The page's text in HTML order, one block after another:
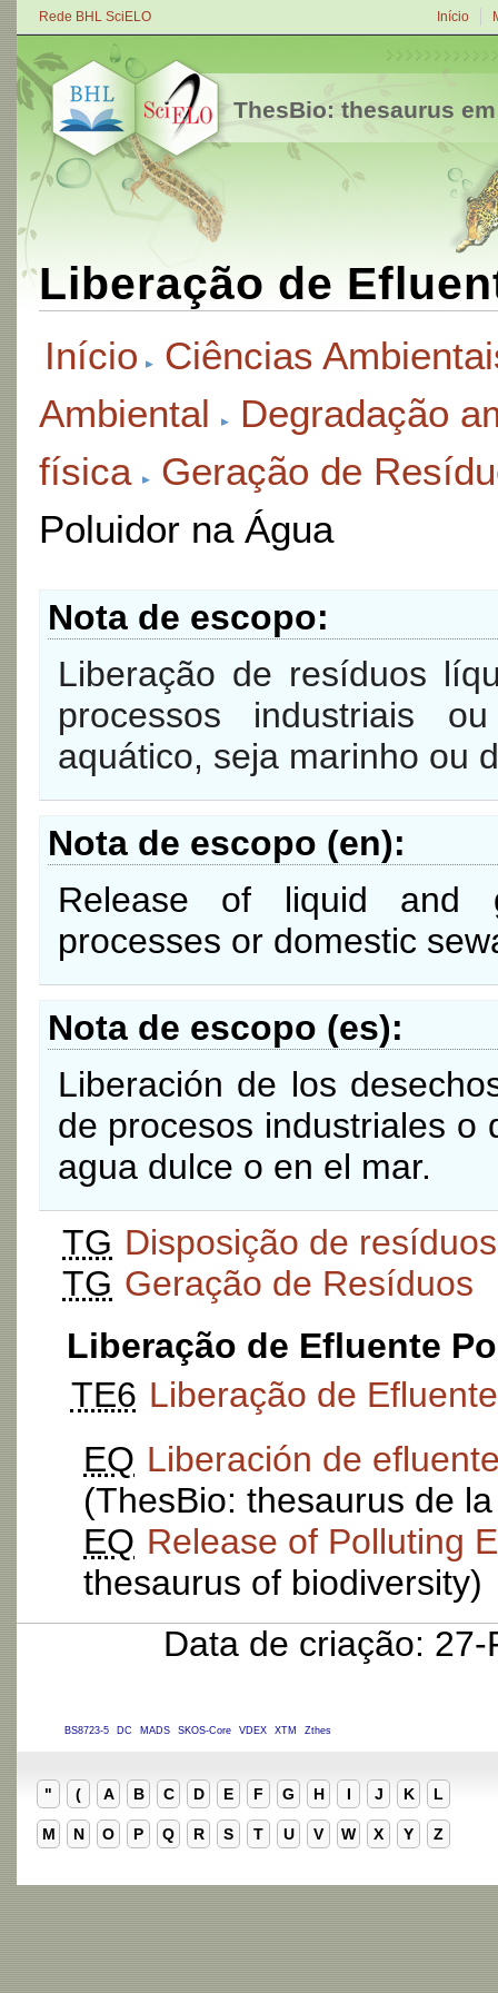
Rede BHL SciELO Início
ThesBio: thesaurus
Liberação de
Início
Ciências
Ambiental
Degradação
física
Geração de
Poluidor na Água
Nota de escopo
Liberação de resíduos
processos industriais
aquático, seja marinho ou
Nota de escopo (en)
Release of liquid and
processes or domestic
Nota de escopo (es)
Liberación de los
de procesos industriales o
agua dulce o en el mar.
TG Disposição de resíduos
TG Geração de Resíduos
Liberação de Efluente
TE6 Liberação de
EQ Liberación de
(ThesBio: thesaurus de
EQ Release of Polluting
thesaurus of biodiversity)
Data de criação:
BS8723-5 DC MADS SKOS-Core VDEX XTM Zthes
" ( A B C D E F G H I J K L
M N O P Q R S T U V W X Y Z